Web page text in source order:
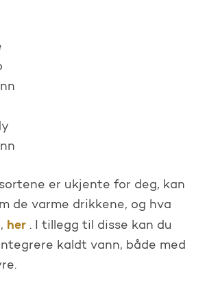
er ukjente for deg, kan
de varme drikkene, og hva
her. I tillegg til disse kan du
kaldt vann, både med